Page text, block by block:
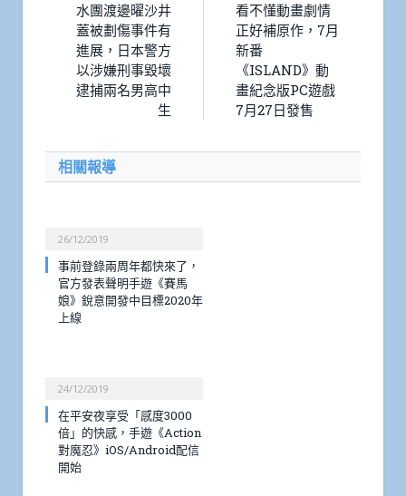
水團渡邊曜沙井
蓋被劃傷事件有
進展，日本警方
以涉嫌刑事毀壞
逮捕兩名男高中
生
看不懂動畫劇情
正好補原作，7月
新番
《ISLAND》動
畫紀念版PC遊戲
7月27日發售
相關報導
26/12/2019
事前登錄兩周年都快來了，
官方發表聲明手遊《賽馬
娘》銳意開發中目標2020年
上線
24/12/2019
在平安夜享受「感度3000
倍」的快感，手遊《Action
對魔忍》iOS/Android配信
開始